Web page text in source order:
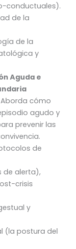
conductuales).
de la
de la
y
Aguda e
cómo
agudo y
prevenir las
de
de alerta),
crisis
y
(la postura del